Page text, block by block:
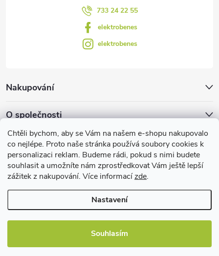
Chtěli bychom, aby se Vám na našem e-shopu nakupovalo
co nejlépe. Proto naše stránka používá soubory cookies k
personalizaci reklam. Budeme rádi, pokud s nimi budete
souhlasit a umožníte nám zprostředkovat Vám ještě lepší
zážitek z nakupování. Více informacízde.
Nastavení
Souhlasím
Nakupování
O společnosti
Facebook
733 24 22 55
elektrobenes
elektrobenes
Užitečné informace